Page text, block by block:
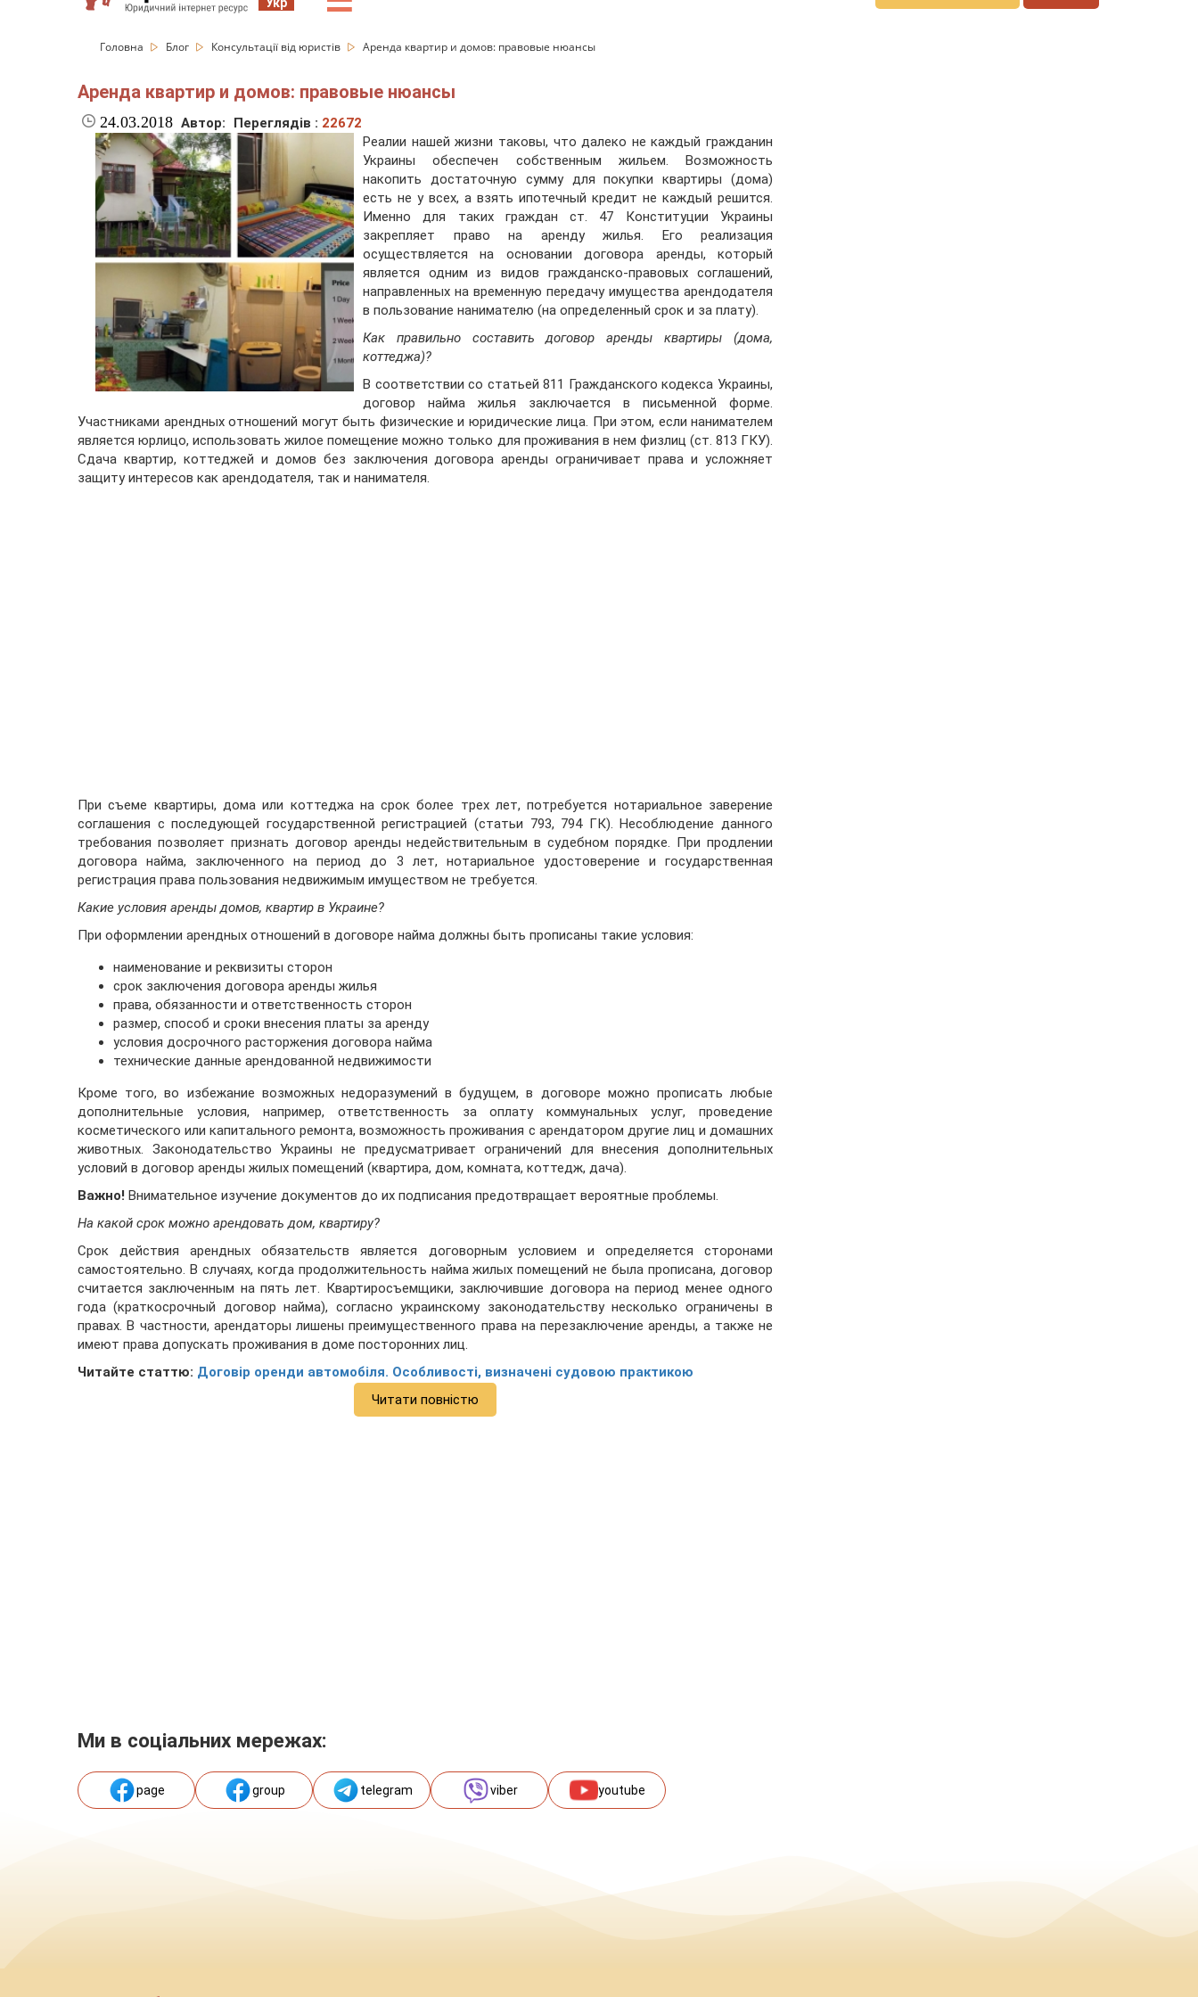
Головна Блог Консультації від юристів Аренда квартир и домов: правовые нюансы
Аренда квартир и домов: правовые нюансы
24.03.2018 Автор: Переглядів : 22672
Реалии нашей жизни таковы, что далеко не каждый гражданин
Украины обеспечен собственным жильем. Возможность
накопить достаточную сумму для покупки квартиры (дома)
есть не у всех, а взять ипотечный кредит не каждый решится.
Именно для таких граждан ст. 47 Конституции Украины
закрепляет право на аренду жилья. Его реализация
осуществляется на основании договора аренды, который
является одним из видов гражданско-правовых соглашений,
направленных на временную передачу имущества арендодателя
в пользование нанимателю (на определенный срок и за плату).
Как правильно составить договор аренды квартиры (дома,
коттеджа)?
В соответствии со статьей 811 Гражданского кодекса Украины,
договор найма жилья заключается в письменной форме.
Участниками арендных отношений могут быть физические и юридические лица. При этом, если нанимателем
является юрлицо, использовать жилое помещение можно только для проживания в нем физлиц (ст. 813 ГКУ).
Сдача квартир, коттеджей и домов без заключения договора аренды ограничивает права и усложняет
защиту интересов как арендодателя, так и нанимателя.
При съеме квартиры, дома или коттеджа на срок более трех лет, потребуется нотариальное заверение
соглашения с последующей государственной регистрацией (статьи 793, 794 ГК). Несоблюдение данного
требования позволяет признать договор аренды недействительным в судебном порядке. При продлении
договора найма, заключенного на период до 3 лет, нотариальное удостоверение и государственная
регистрация права пользования недвижимым имуществом не требуется.
Какие условия аренды домов, квартир в Украине?
При оформлении арендных отношений в договоре найма должны быть прописаны такие условия:
наименование и реквизиты сторон
срок заключения договора аренды жилья
права, обязанности и ответственность сторон
размер, способ и сроки внесения платы за аренду
условия досрочного расторжения договора найма
технические данные арендованной недвижимости
Кроме того, во избежание возможных недоразумений в будущем, в договоре можно прописать любые
дополнительные условия, например, ответственность за оплату коммунальных услуг, проведение
косметического или капитального ремонта, возможность проживания с арендатором другие лиц и домашних
животных. Законодательство Украины не предусматривает ограничений для внесения дополнительных
условий в договор аренды жилых помещений (квартира, дом, комната, коттедж, дача).
Важно! Внимательное изучение документов до их подписания предотвращает вероятные проблемы.
На какой срок можно арендовать дом, квартиру?
Срок действия арендных обязательств является договорным условием и определяется сторонами
самостоятельно. В случаях, когда продолжительность найма жилых помещений не была прописана, договор
считается заключенным на пять лет. Квартиросъемщики, заключившие договора на период менее одного
года (краткосрочный договор найма), согласно украинскому законодательству несколько ограничены в
правах. В частности, арендаторы лишены преимущественного права на перезаключение аренды, а также не
имеют права допускать проживания в доме посторонних лиц.
Читайте статтю: Договір оренди автомобіля. Особливості, визначені судовою практикою
Читати повністю
Ми в соціальних мережах:
page group telegram viber youtube